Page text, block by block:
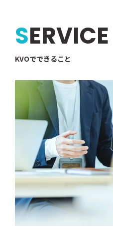
SERVICE
KVOでできること